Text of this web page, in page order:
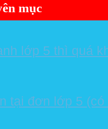
mục
lớp 5 thì quá
tại đơn lớp 5 (có